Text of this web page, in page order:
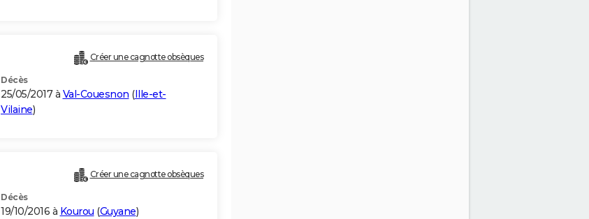
Créer une cagnotte obsèques
Décès
25/05/2017 à Val-Couesnon (Ille-et-
Vilaine)
Créer une cagnotte obsèques
Décès
19/10/2016 à Kourou (Guyane)